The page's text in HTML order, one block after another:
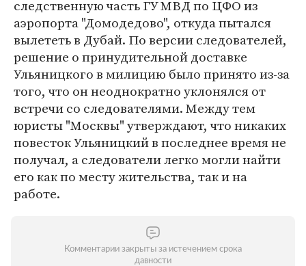
следственную часть ГУ МВД по ЦФО из
аэропорта "Домодедово", откуда пытался
вылететь в Дубай. По версии следователей,
решение о принудительной доставке
Ульяницкого в милицию было принято из-за
того, что он неоднократно уклонялся от
встречи со следователями. Между тем
юристы "Москвы" утверждают, что никаких
повесток Ульяницкий в последнее время не
получал, а следователи легко могли найти
его как по месту жительства, так и на
работе.
Комментарии закрыты за истечением срока
давности